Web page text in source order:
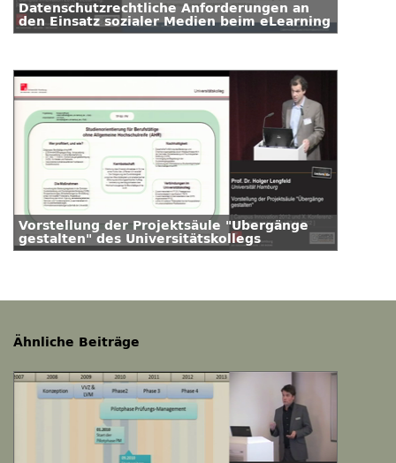
Datenschutzrechtliche Anforderungen an
den Einsatz sozialer Medien beim eLearning
Vorstellung der Projektsäule "Übergänge
gestalten" des Universitätskollegs
Ähnliche Beiträge